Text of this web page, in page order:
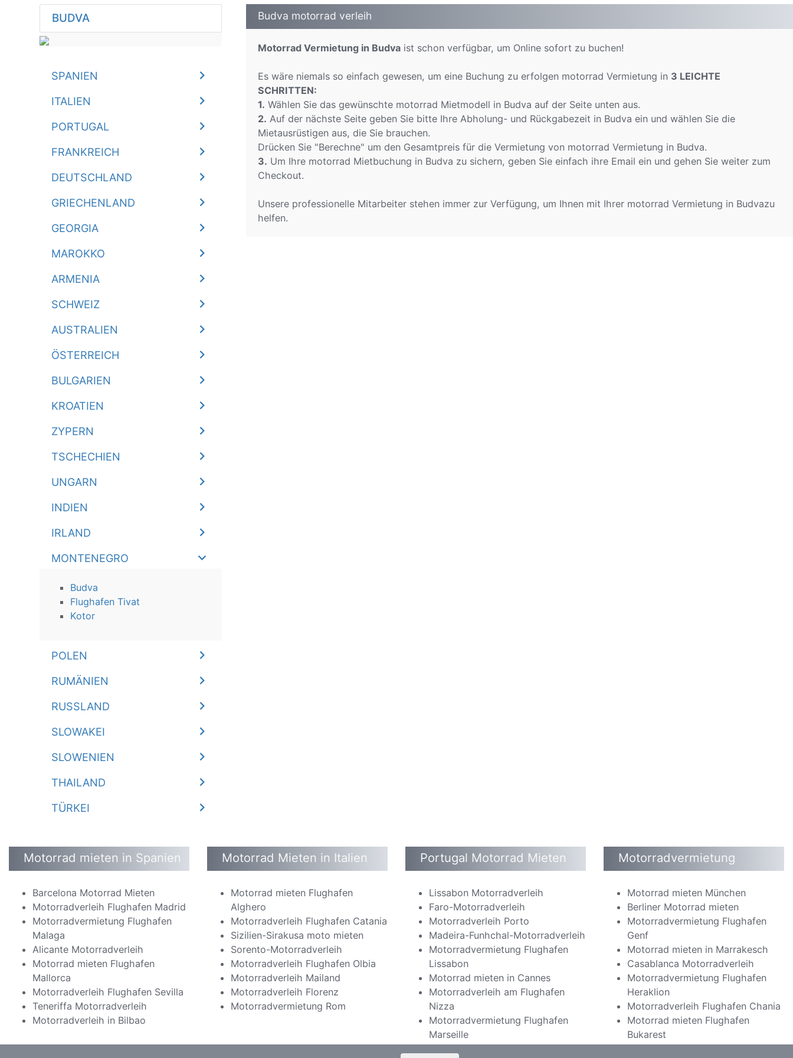
BUDVA
SPANIEN
ITALIEN
PORTUGAL
FRANKREICH
DEUTSCHLAND
GRIECHENLAND
GEORGIA
MAROKKO
ARMENIA
SCHWEIZ
AUSTRALIEN
ÖSTERREICH
BULGARIEN
KROATIEN
ZYPERN
TSCHECHIEN
UNGARN
INDIEN
IRLAND
MONTENEGRO
Budva
Flughafen Tivat
Kotor
POLEN
RUMÄNIEN
RUSSLAND
SLOWAKEI
SLOWENIEN
THAILAND
TÜRKEI
Budva motorrad verleih
Motorrad Vermietung in Budvaist schon verfügbar, um Online sofort zu buchen!
Es wäre niemals so einfach gewesen, um eine Buchung zu erfolgen motorrad Vermietung in 3 LEICHTE
SCHRITTEN:
1. Wählen Sie das gewünschte motorrad Mietmodell in Budva auf der Seite unten aus.
2. Auf der nächste Seite geben Sie bitte Ihre Abholung- und Rückgabezeit in Budva ein und wählen Sie die
Mietausrüstigen aus, die Sie brauchen.
Drücken Sie "Berechne" um den Gesamtpreis für die Vermietung von motorrad Vermietung in Budva.
3. Um Ihre motorrad Mietbuchung in Budva zu sichern, geben Sie einfach ihre Email ein und gehen Sie weiter zum
Checkout.
Unsere professionelle Mitarbeiter stehen immer zur Verfügung, um Ihnen mit Ihrer motorrad Vermietung in Budvazu
helfen.
Motorrad mieten in Spanien
Barcelona Motorrad Mieten
Motorradverleih Flughafen Madrid
Motorradvermietung Flughafen
Malaga
Alicante Motorradverleih
Motorrad mieten Flughafen
Mallorca
Motorradverleih Flughafen Sevilla
Teneriffa Motorradverleih
Motorradverleih in Bilbao
Motorrad Mieten in Italien
Motorrad mieten Flughafen
Alghero
Motorradverleih Flughafen Catania
Sizilien-Sirakusa moto mieten
Sorento-Motorradverleih
Motorradverleih Flughafen Olbia
Motorradverleih Mailand
Motorradverleih Florenz
Motorradvermietung Rom
Portugal Motorrad Mieten
Lissabon Motorradverleih
Faro-Motorradverleih
Motorradverleih Porto
Madeira-Funhchal-Motorradverleih
Motorradvermietung Flughafen
Lissabon
Motorrad mieten in Cannes
Motorradverleih am Flughafen
Nizza
Motorradvermietung Flughafen
Marseille
Motorradvermietung
Motorrad mieten München
Berliner Motorrad mieten
Motorradvermietung Flughafen
Genf
Motorrad mieten in Marrakesch
Casablanca Motorradverleih
Motorradvermietung Flughafen
Heraklion
Motorradverleih Flughafen Chania
Motorrad mieten Flughafen
Bukarest